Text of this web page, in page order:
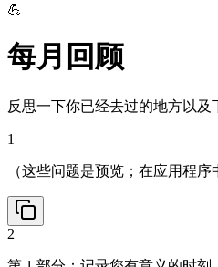
💪
每月回顾
反思一下你已经去过的地方以及
1
（这些问题是预览；在应用程
2